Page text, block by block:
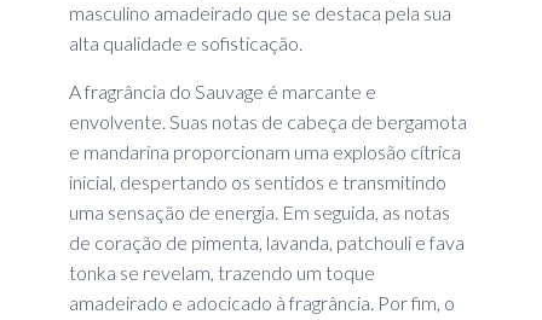
masculino amadeirado que se destaca pela sua
alta qualidade e sofisticação.
A fragrância do Sauvage é marcante e
envolvente. Suas notas de cabeça de bergamota
e mandarina proporcionam uma explosão cítrica
inicial, despertando os sentidos e transmitindo
uma sensação de energia. Em seguida, as notas
de coração de pimenta, lavanda, patchouli e fava
tonka se revelam, trazendo um toque
amadeirado e adocicado à fragrância. Por fim, o